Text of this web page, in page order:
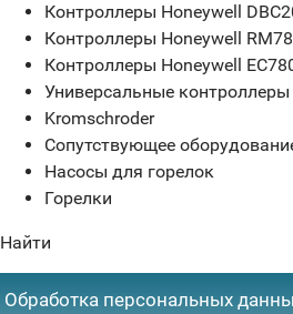
Контроллеры Honeywell
Контроллеры Honeywell
Контроллеры Honeywell
Универсальные контроллеры
Kromschroder
Сопутствующее
Насосы для горелок
Горелки
Найти
Обработка персональных